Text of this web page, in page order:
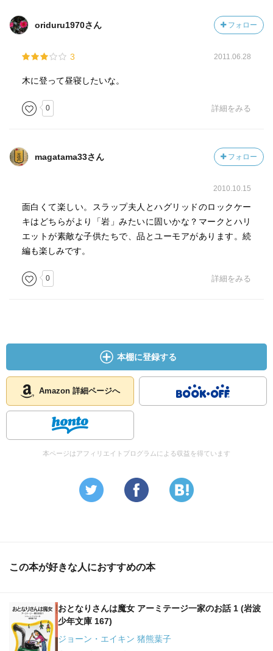
oriduru1970さん フォロー
3 2011.06.28
木に登って昼寝したいな。
0 詳細をみる
magatama33さん フォロー
2010.10.15
面白くて楽しい。スラップ夫人とハグリッドのロックケー
キはどちらがより「岩」みたいに固いかな？マークとハリ
エットが素敵な子供たちで、品とユーモアがあります。続
編も楽しみです。
0 詳細をみる
本棚に登録する
Amazon 詳細ページへ
本ページはアフィリエイトプログラムによる収益を得ています
この本が好きな人におすすめの本
おとなりさんは魔女 アーミテージ一家のお話 1 (岩波
少年文庫 167)
ジョーン・エイキン 猪熊葉子